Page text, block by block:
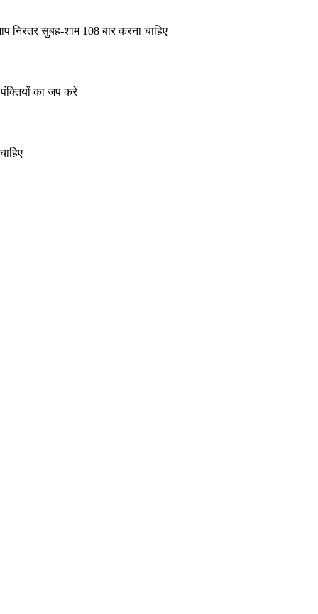
निरंतर सुबह-शाम 108 बार करना चाहिए
पंक्तियों का जप करे